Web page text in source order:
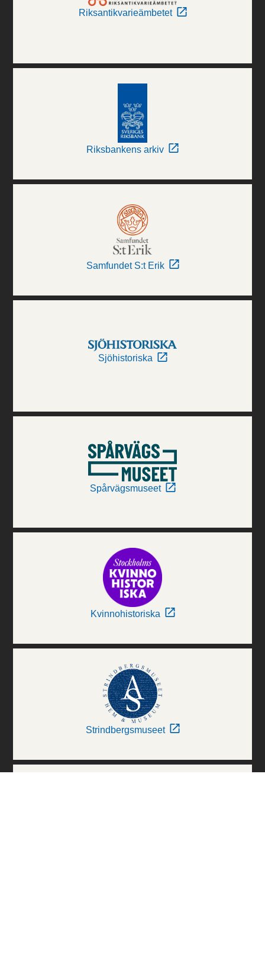
Riksantikvarieämbetet
Riksbankens arkiv
Samfundet S:t Erik
Sjöhistoriska
Spårvägsmuseet
Kvinnohistoriska
Strindbergsmuseet